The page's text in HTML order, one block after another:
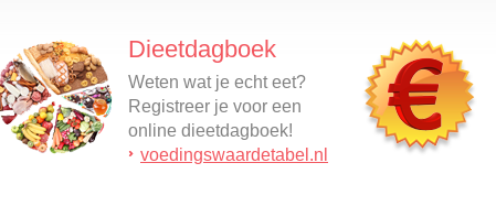
Dieetdagboek
Weten wat je echt eet?
Registreer je voor een
online dieetdagboek!
voedingswaardetabel.nl